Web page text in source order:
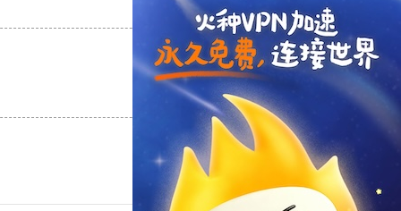
支持 反对
[0]